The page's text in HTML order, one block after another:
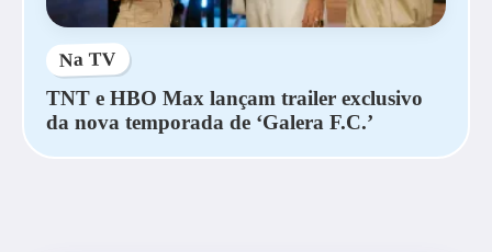
Na TV
TNT e HBO Max lançam trailer exclusivo
da nova temporada de ‘Galera F.C.’